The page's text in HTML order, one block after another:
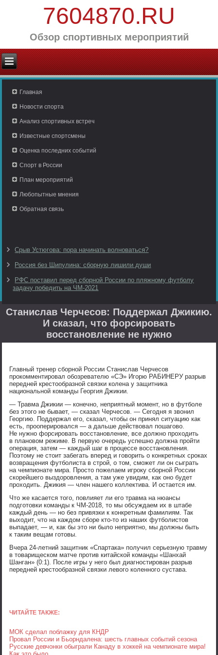
7604870.RU
Обзор спортивных мероприятий
Главная
Новости спорта
Анализ спортивных встреч
Известные спортсмены
Оценка последних событий
Спорт в России
План мероприятий
Любопытные мнения
Обратная связь
Срыв Устюгова: пора начинать волноваться?
Россия без Шипулина: сборную лишили души
РФС поставил перед сборной России по пляжному футболу
задачу победить на ЧМ-2021
Станислав Черчесов: Поддержал Джикию.
И сказал, что форсировать
восстановление не нужно
Главный тренер сборной России Станислав Черчесов
прокомментировал обозревателю «СЭ» Игорю РАБИНЕРУ разрыв
передней крестообразной связки колена у защитника
национальной команды Георгия Джикии.
— Травма Джикии — конечно, неприятный момент, но в футболе
без этого не бывает, — сказал Черчесов. — Сегодня я звонил
Георгию. Поддержал его, сказал, чтобы он принял ситуацию как
есть, прооперировался — а дальше действовал пошагово.
Не нужно форсировать восстановление, все должно проходить
в плановом режиме. В первую очередь успешно должна пройти
операция, затем — каждый шаг в процессе восстановления.
Поэтому не стоит забегать вперед и говорить о конкретных сроках
возвращения футболиста в строй, о том, сможет ли он сыграть
на чемпионате мира. Просто пожелаем игроку сборной России
скорейшего выздоровления, а там уже увидим, как оно будет
проходить. Джикия — член нашего коллектива. И остается им.
Что же касается того, повлияет ли его травма на нюансы
подготовки команды к ЧМ-2018, то мы обсуждаем их в штабе
каждый день — но без привязки к конкретным фамилиям. Так
выходит, что на каждом сборе кто-то из наших футболистов
выпадает, — и, как бы это ни было неприятно, мы должны быть
к таким вещам готовы.
Вчера 24-летний защитник «Спартака» получил серьезную травму
в товарищеском матче против китайской команды «Шанхай
Шанган» (0:1). После игры у него был диагностирован разрыв
передней крестообразной связки левого коленного сустава.
ЧИТАЙТЕ ТАКЖЕ:
МОК сделал поблажку для КНДР
Провал России и Бьорндалена: шесть главных событий сезона
Русские девчонки обыграли Канаду в хоккей на чемпионате мира!